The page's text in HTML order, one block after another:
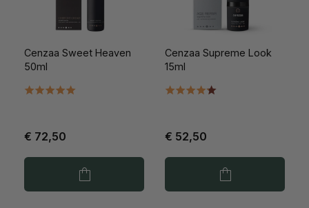
Cenzaa Sweet Heaven
50ml
€ 72,50
Cenzaa Supreme Look
15ml
€ 52,50